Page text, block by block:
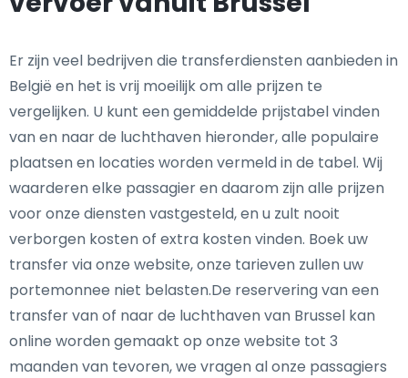
Er zijn veel bedrijven die transferdiensten aanbieden in
België en het is vrij moeilijk om alle prijzen te
vergelijken. U kunt een gemiddelde prijstabel vinden
van en naar de luchthaven hieronder, alle populaire
plaatsen en locaties worden vermeld in de tabel. Wij
waarderen elke passagier en daarom zijn alle prijzen
voor onze diensten vastgesteld, en u zult nooit
verborgen kosten of extra kosten vinden. Boek uw
transfer via onze website, onze tarieven zullen uw
portemonnee niet belasten.De reservering van een
transfer van of naar de luchthaven van Brussel kan
online worden gemaakt op onze website tot 3
maanden van tevoren, we vragen al onze passagiers